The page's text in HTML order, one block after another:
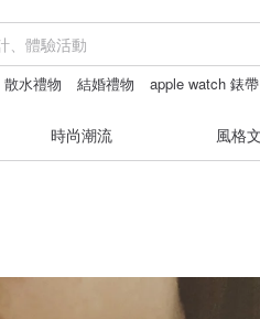
散水禮物 結婚禮物 apple watch 錶帶
時尚潮流 風格